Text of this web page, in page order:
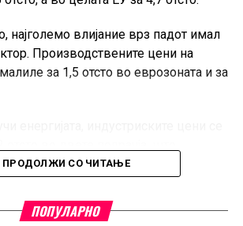
најголемо влијание врз падот имал
Производствените цени на
за 1,5 отсто во еврозоната и за
не било присутно во
на суровините, материјалите и
ПРОДОЛЖИ СО ЧИТАЊЕ
ПОПУЛАРНО